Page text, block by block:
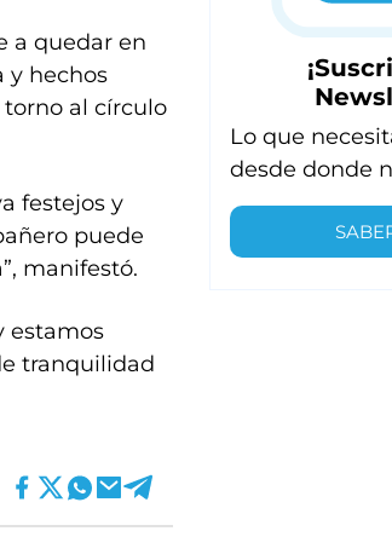
a quedar en
y hechos
al círculo
festejos y
puede
manifestó.
estamos
tranquilidad
Lo que
desde donde